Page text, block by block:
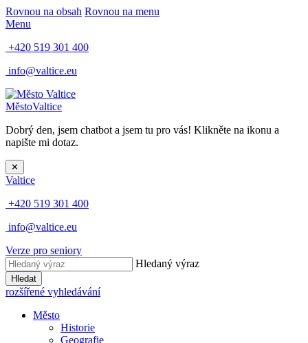
Rovnou na obsah Rovnou na menu
Menu
+420 519 301 400
info@valtice.eu
MěstoValtice
Dobrý den, jsem chatbot a jsem tu pro vás! Klikněte na ikonu a
napište mi dotaz.
✕
Valtice
+420 519 301 400
info@valtice.eu
Verze pro seniory
Hledaný výraz
Hledat
rozšířené vyhledávání
Město
Historie
Geografie